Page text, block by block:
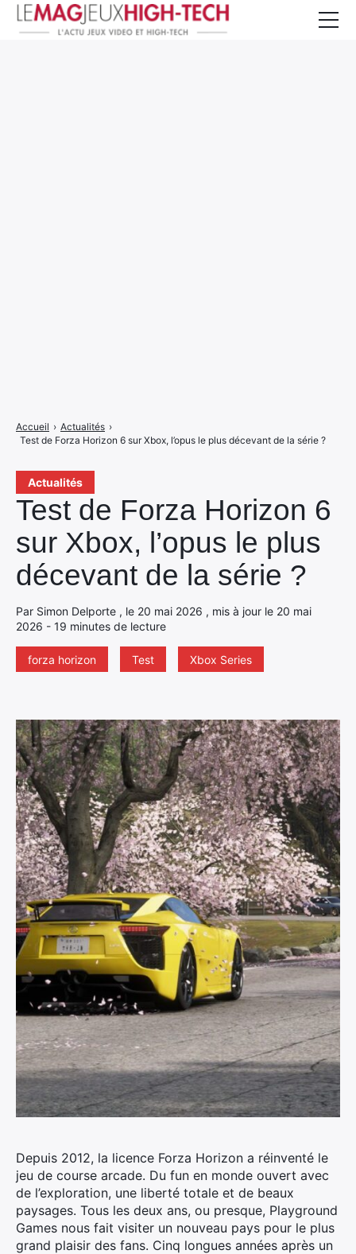
Actualités
Test de Forza Horizon 6
sur Xbox, l’opus le plus
décevant de la série ?
Par Simon Delporte , le 20 mai 2026 , mis à jour le 20 mai
2026 - 19 minutes de lecture
forza horizon Test Xbox Series
Accueil › Actualités ›
Test de Forza Horizon 6 sur Xbox, l’opus le plus décevant de la série ?
Depuis 2012, la licence Forza Horizon a réinventé le
jeu de course arcade. Du fun en monde ouvert avec
de l’exploration, une liberté totale et de beaux
paysages. Tous les deux ans, ou presque, Playground
Games nous fait visiter un nouveau pays pour le plus
grand plaisir des fans. Cinq longues années après un